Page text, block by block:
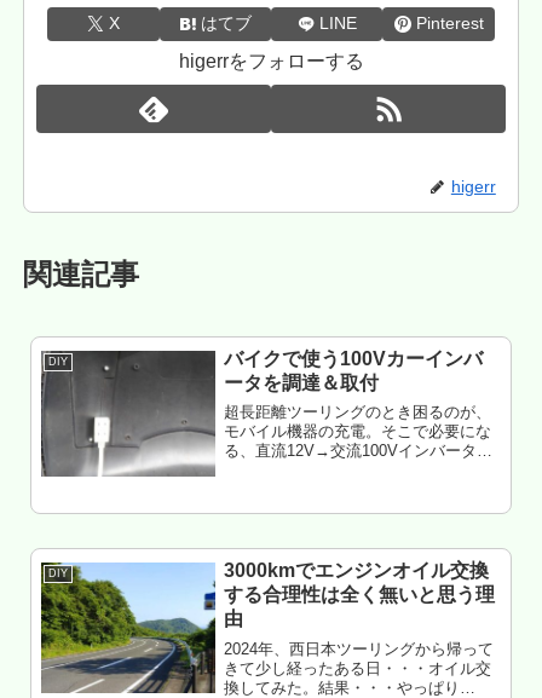
X はてブ LINE Pinterest
higerrをフォローする
higerr
関連記事
DIY
バイクで使う100Vカーインバ
ータを調達＆取付
超長距離ツーリングのとき困るのが、
モバイル機器の充電。そこで必要にな
る、直流12V→交流100Vインバータ。
い・・・だから、クルマ用を流用する
DIY
3000kmでエンジンオイル交換
する合理性は全く無いと思う理
由
2024年、西日本ツーリングから帰って
きて少し経ったある日・・・オイル交
換してみた。結果・・・やっぱり